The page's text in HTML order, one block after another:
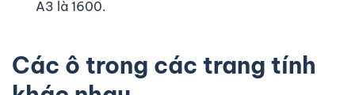
A3 là 1600.
Các ô trong các trang tính